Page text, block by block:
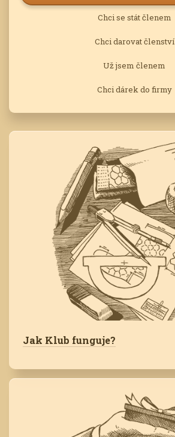
Chci se stát členem
Chci darovat členství
Už jsem členem
Chci dárek do firmy
Jak Klub funguje?